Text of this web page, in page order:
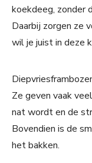
koekdeeg, zonder
Daarbij zorgen ze
wil je juist in deze
Ze geven vaak
nat wordt en de
Bovendien is de
het bakken.